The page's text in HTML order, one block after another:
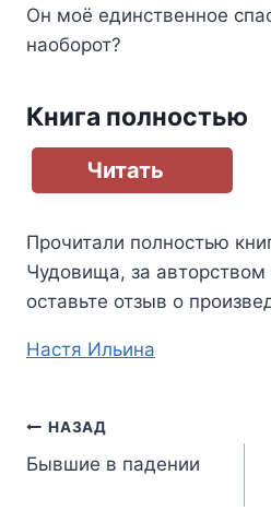
Он моё единственное
наоборот?
Книга полностью
Читать
Прочитали полностью
Чудовища, за авторством
оставьте отзыв о
Метки
Настя Ильина
Навигация
по
НАЗАД
Бывшие в падении